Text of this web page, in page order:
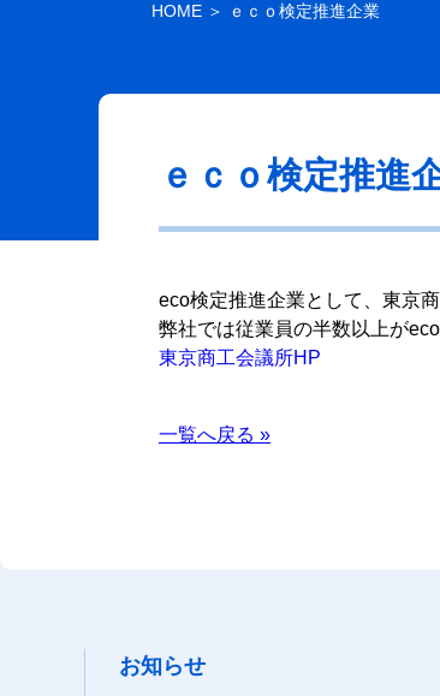
HOME ＞ ｅｃｏ検定推進企業
ｅｃｏ検定推進
eco検定推進企業として、東京
弊社では従業員の半数以上が
東京商工会議所HP
一覧へ戻る »
お知らせ